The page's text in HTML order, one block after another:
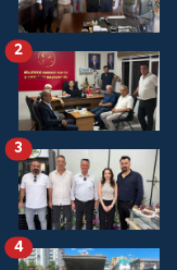
2
3
4